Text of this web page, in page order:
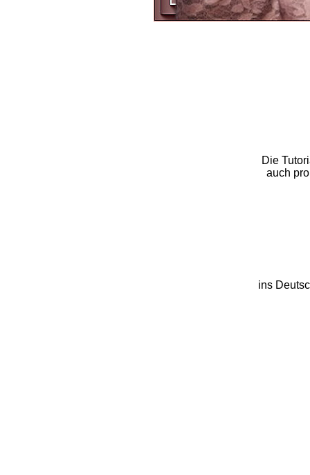
Die
auch
ins